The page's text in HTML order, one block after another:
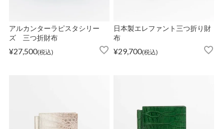
員登録
アルカンターラピスタシリー
ズ 三つ折財布
¥27,500 税込
日本製エレファント三つ折り財
布
¥29,700 税込